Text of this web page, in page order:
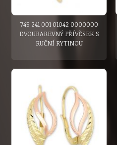
745 241 001 01042 0000000
DVOUBAREVNÝ PŘÍVĚSEK S
RUČNÍ RYTINOU